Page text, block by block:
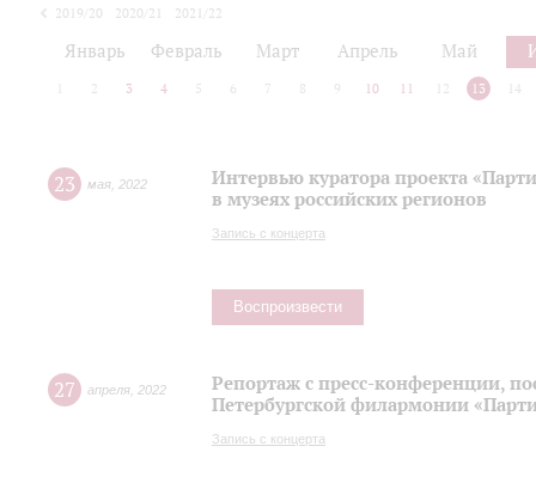
2019/20 2020/21 2021/22
Январь Февраль Март Апрель Май
2 3 4 5 6 7 8 9 10 11 12 13 14
23 мая 2022
Интервью куратора проекта
в музеях российских регионов
Запись с концерта
Воспроизвести
27 апреля 2022
Репортаж с пресс-конференции,
Петербургской филармонии
Запись с концерта